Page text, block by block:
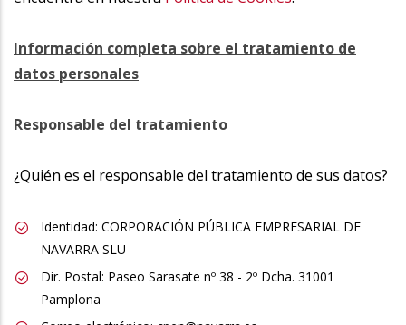
Información completa sobre el tratamiento de
datos personales
Responsable del tratamiento
¿Quién es el responsable del tratamiento de sus datos?
Identidad: CORPORACIÓN PÚBLICA EMPRESARIAL DE
NAVARRA SLU
Dir. Postal: Paseo Sarasate nº 38 - 2º Dcha. 31001
Pamplona